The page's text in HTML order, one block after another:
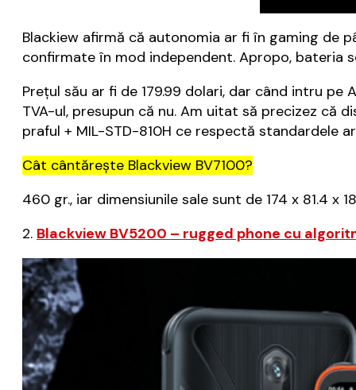
Blackiew afirmă că autonomia ar fi în gaming de
confirmate în mod independent. Apropo, bateria
Prețul său ar fi de 179.99 dolari, dar când intru
TVA-ul, presupun că nu. Am uitat să precizez că
praful + MIL-STD-810H ce respectă standardele
Cât cântărește Blackview BV7100?
460 gr., iar dimensiunile sale sunt de 174 x 81.4 x
2. Blackview BV5200 – rugged phone cu